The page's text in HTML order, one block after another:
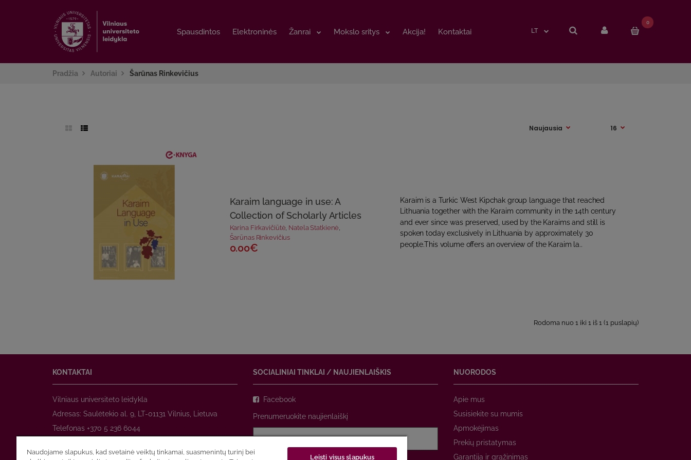
Spausdintos Elektroninės Žanrai Mokslo sritys Akcija! Kontaktai LT
0
Spausdintos Elektroninės Žanrai Mokslo sritys Akcija! Kontaktai LT
0
Pradžia Autoriai Šarūnas Rinkevičius
Karaim language in use: A
Collection of Scholarly Articles
Karina Firkavičiūtė Natela Statkienė
Šarūnas Rinkevičius
0.00€
Karaim is a Turkic West Kipchak group language that reached
Lithuania together with the Karaim community in the 14th century
and ever since was preserved, used by the Karaims and still is
spoken today exclusively in Lithuania by approximately 30
people.This volume offers an overview of the Karaim la..
Rodoma nuo 1 iki 1 iš 1 (1 puslapių)
KONTAKTAI
Vilniaus universiteto leidykla
Adresas: Saulėtekio al. 9, LT-01131 Vilnius, Lietuva
Telefonas +370 5 236 6044
El. paštasprekyba@leidykla.vu.lt
SOCIALINIAI TINKLAI / NAUJIENLAIŠKIS
Facebook
Prenumeruokite naujienlaiškį
NUORODOS
Apie mus
Susisiekite su mumis
Apmokėjimas
Prekių pristatymas
Garantija ir grąžinimas
Naudojame slapukus, kad svetainė veiktų tinkamai, suasmenintų turinį bei
Leisti visus slapukus